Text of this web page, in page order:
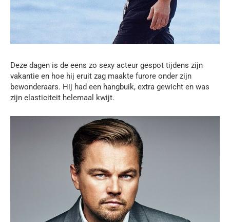
Deze dagen is de eens zo sexy acteur gespot tijdens zijn
vakantie en hoe hij eruit zag maakte furore onder zijn
bewonderaars. Hij had een hangbuik, extra gewicht en was
zijn elasticiteit helemaal kwijt.